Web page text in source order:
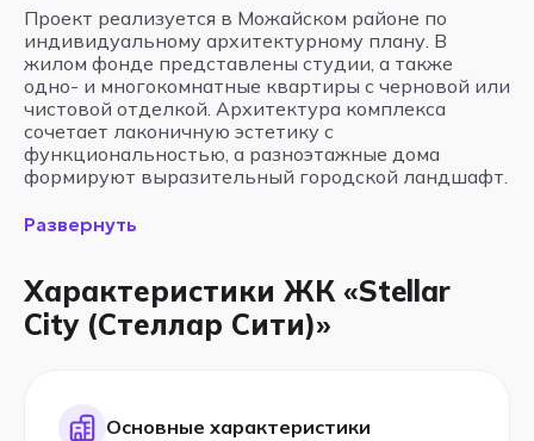
Проект реализуется в Можайском районе по
индивидуальному архитектурному плану. В
жилом фонде представлены студии, а также
одно- и многокомнатные квартиры с черновой или
чистовой отделкой. Архитектура комплекса
сочетает лаконичную эстетику с
функциональностью, а разноэтажные дома
формируют выразительный городской ландшафт.
Развернуть
Характеристики ЖК «Stellar
City (Стеллар Сити)»
Основные характеристики